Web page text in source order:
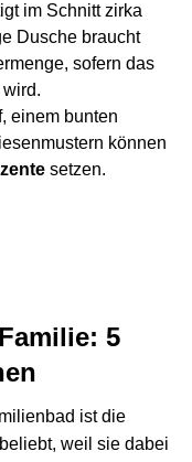
im Schnitt zirka
Dusche braucht
sofern das
einem bunten
können
setzen.
5
ist die
weil sie dabei